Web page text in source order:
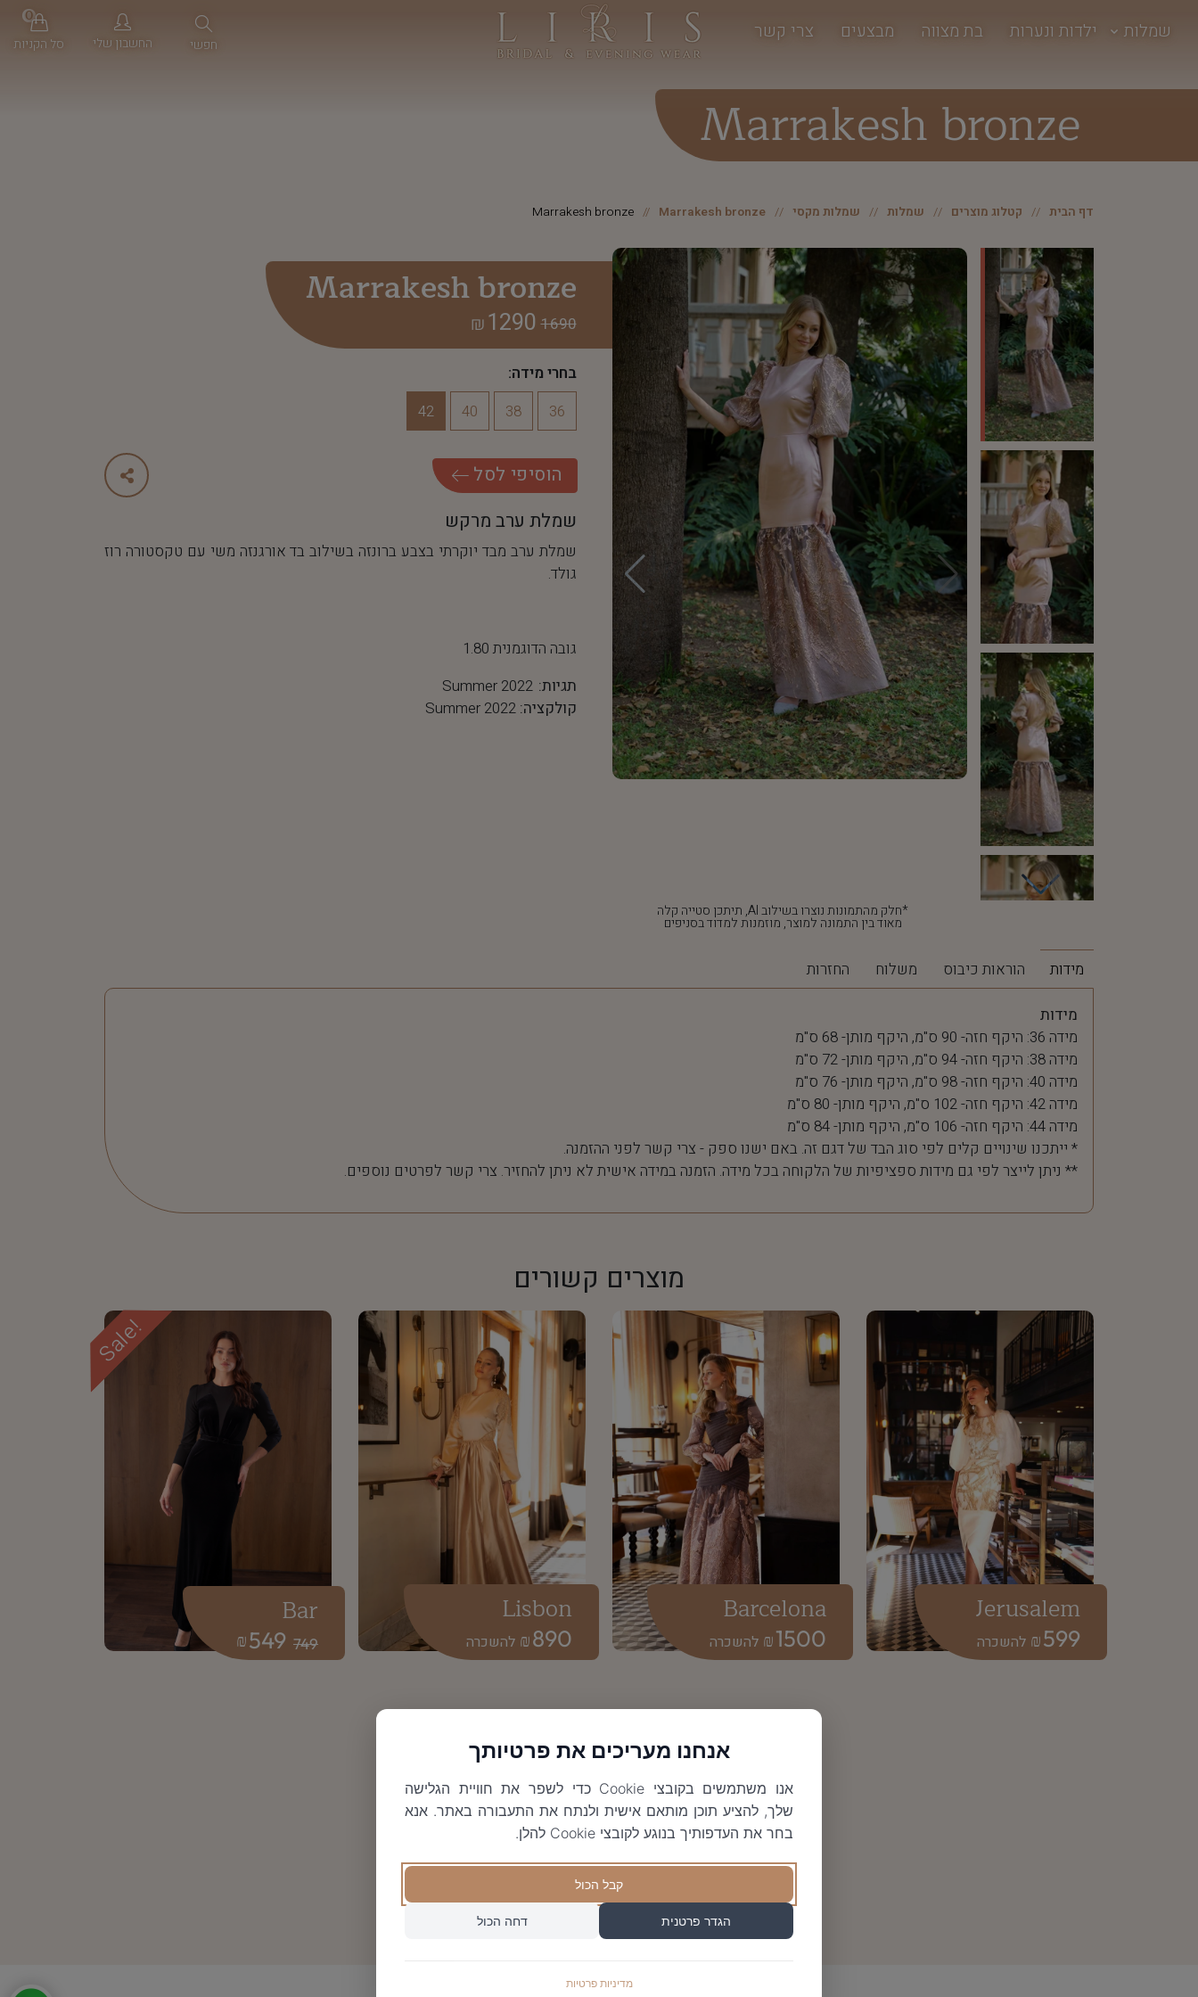
שמלות ילדות ונערות בת מצווה מבצעים צרי קשר
חפשי החשבון שלי סל הקניות
0
Marrakesh bronze
דף הבית קטלוג מוצרים שמלות שמלות מקסי Marrakesh bronze
Marrakesh bronze
*חלק מהתמונות נוצרו בשילוב AI, תיתכן סטייה קלה
מאוד בין התמונה למוצר, מוזמנות למדוד בסניפים
Marrakesh bronze
1690
1290
₪
בחרי מידה:
36
38
40
42
הוסיפי לסל
שמלת ערב מרקש
שמלת ערב מבד יוקרתי בצבע ברונזה בשילוב בד אורגנזה משי עם טקסטורה רוז
גולד.
גובה הדוגמנית 1.80
תגיות: Summer 2022
קולקציה:Summer 2022
מידות הוראות כיבוס משלוח החזרות
מידות
מידה 36: היקף חזה- 90 ס"מ, היקף מותן- 68 ס"מ
מידה 38: היקף חזה- 94 ס"מ, היקף מותן- 72 ס"מ
מידה 40: היקף חזה- 98 ס"מ, היקף מותן- 76 ס"מ
מידה 42: היקף חזה- 102 ס"מ, היקף מותן- 80 ס"מ
מידה 44: היקף חזה- 106 ס"מ, היקף מותן- 84 ס"מ
* ייתכנו שינויים קלים לפי סוג הבד של דגם זה. באם ישנו ספק - צרי קשר לפני ההזמנה.
** ניתן לייצר לפי גם מידות ספציפיות של הלקוחה בכל מידה. הזמנה במידה אישית לא ניתן להחזיר. צרי קשר לפרטים נוספים.
מוצרים קשורים
599
₪
Jerusalem
1500
₪
Barcelona
890
₪
Lisbon
Sale!
749
549
₪
Bar
אנחנו מעריכים את פרטיותך
אנו משתמשים בקובצי Cookie כדי לשפר את חוויית הגלישה
שלך, להציע תוכן מותאם אישית ולנתח את התעבורה באתר. אנא
בחר את העדפותיך בנוגע לקובצי Cookie להלן.
קבל הכול
הגדר פרטנית דחה הכול
מדיניות פרטיות